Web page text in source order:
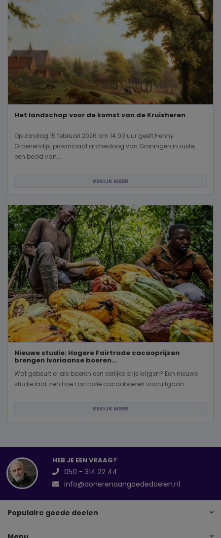
Het landschap voor de komst van de Kruisheren
Op zondag 15 februari 2026 om 14.00 uur geeft Henny
Groenendijk, provinciaal archeoloog van Groningen in ruste,
een beeld van...
BEKIJK MEER
Nieuwe studie: Hogere Fairtrade cacaoprijzen
brengen Ivoriaanse boeren...
Wat gebeurt er als boeren een eerlijke prijs krijgen? Een nieuwe
studie laat zien hoe Fairtrade cacaoboeren vooruitgaan
BEKIJK MEER
HEB JE EEN VRAAG?
050 - 314 22 44
info@donerenaangoededoelen.nl
Populaire goede doelen